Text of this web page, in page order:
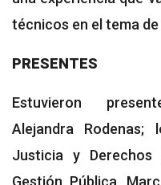
técnicos en el tema de
PRESENTES
Estuvieron
Alejandra Rodenas;
Justicia y Derechos